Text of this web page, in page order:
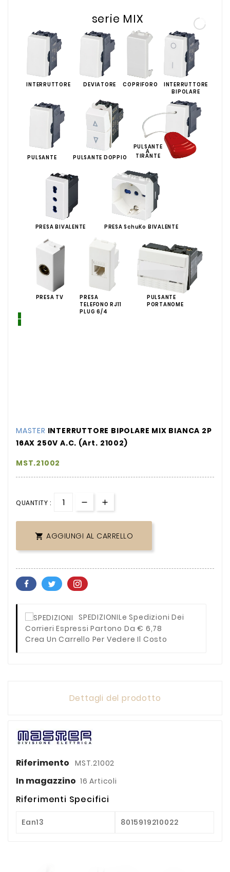
serie MIX
INTERRUTTORE
PULSANTE DOPPIO
PRESA BIVALENTE
PRESA TV
PRESA
TELEFONO RJ11
PLUG 6/4
PULSANTE
PORTANOME
PRESA SchuKo BIVALENTE
PULSANTE
PULSANTE
A
TIRANTE
COPRIFORO
DEVIATORE
INTERRUTTORE
BIPOLARE
---------Componenti di integrazione
MASTER INTERRUTTORE BIPOLARE MIX BIANCA 2P
16AX 250V A.C. (Art. 21002)
MST.21002
QUANTITY :
 AGGIUNGI AL CARRELLO
SPEDIZIONILe Spedizioni Dei
Corrieri Espressi Partono Da € 6,78
Crea Un Carrello Per Vedere Il Costo
Dettagli del prodotto
Riferimento MST.21002
In magazzino 16 Articoli
Riferimenti Specifici
Ean13 8015919210022